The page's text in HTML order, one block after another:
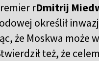
rDmitrij
określił
że Moskwa może
też, że